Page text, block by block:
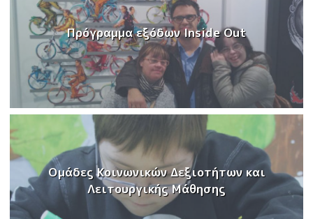
Πρόγραμμα εξόδων Inside Out
Ομάδες Κοινωνικών Δεξιοτήτων και
Λειτουργικής Μάθησης